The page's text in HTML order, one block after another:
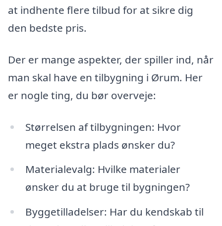
at indhente flere tilbud for at sikre dig
den bedste pris.
Der er mange aspekter, der spiller ind, når
man skal have en tilbygning i Ørum. Her
er nogle ting, du bør overveje:
Størrelsen af tilbygningen: Hvor
meget ekstra plads ønsker du?
Materialevalg: Hvilke materialer
ønsker du at bruge til bygningen?
Byggetilladelser: Har du kendskab til